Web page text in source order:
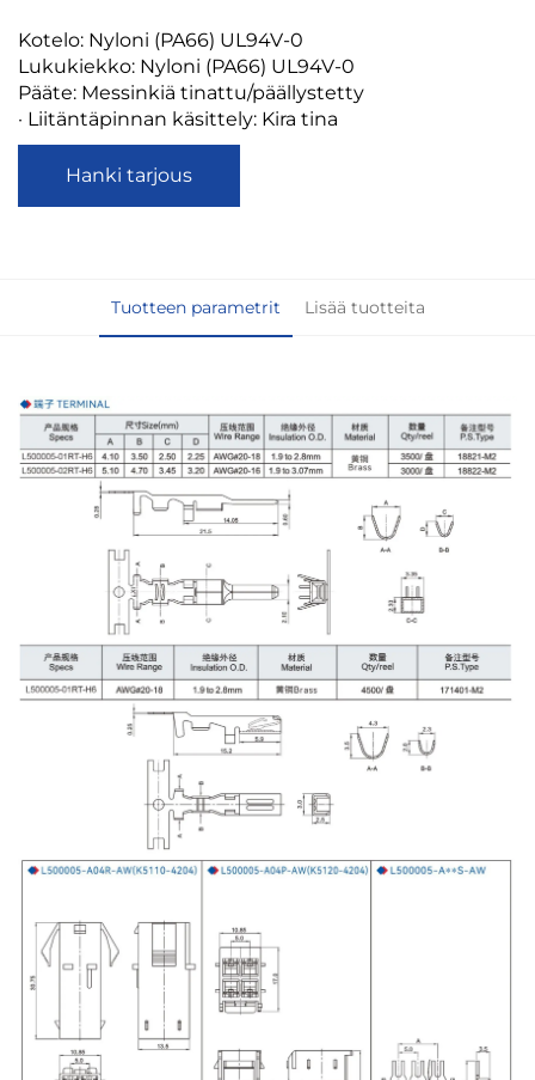
Kotelo: Nyloni (PA66) UL94V-0
Lukukiekko: Nyloni (PA66) UL94V-0
Pääte: Messinkiä tinattu/päällystetty
· Liitäntäpinnan käsittely: Kira tina
Hanki tarjous
Tuotteen parametrit Lisää tuotteita